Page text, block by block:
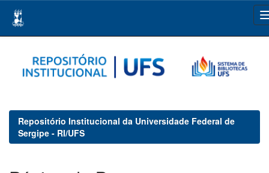
navigation
Repositório Institucional da Universidade Federal de
Sergipe - RI/UFS